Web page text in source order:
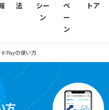
が使
法
シー
ン
シーン
ペ
ー
ン
トア
オン
Payの使い方